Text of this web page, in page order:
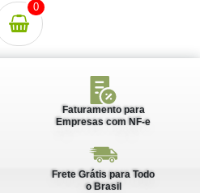
0
Faturamento para
Empresas com NF-e
Frete Grátis para Todo
o Brasil